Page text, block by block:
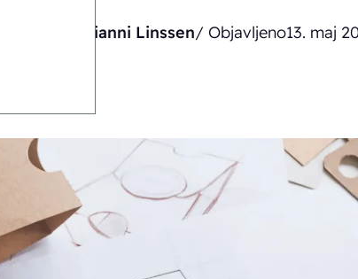
Gianni Linssen/ Objavljeno13. maj